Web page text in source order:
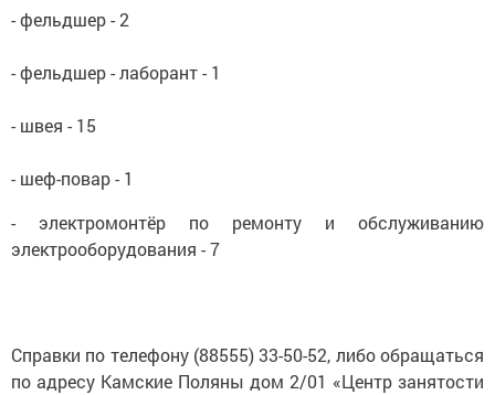
- фельдшер - 2
- фельдшер - лаборант - 1
- швея - 15
- шеф-повар - 1
- электромонтёр по ремонту и обслуживанию
электрооборудования - 7
Справки по телефону (88555) 33-50-52, либо обращаться
по адресу Камские Поляны дом 2/01 «Центр занятости